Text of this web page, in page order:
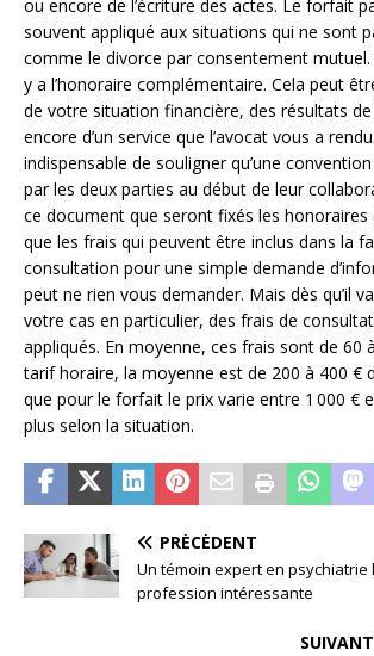
ou encore de l’écriture des actes. Le forfait
souvent appliqué aux situations qui ne sont
comme le divorce par consentement
y a l’honoraire complémentaire. Cela peut
de votre situation financière, des résultats
encore d’un service que l’avocat vous a
indispensable de souligner qu’une
par les deux parties au début de leur
ce document que seront fixés les honoraires
que les frais qui peuvent être inclus dans la
consultation pour une simple demande
peut ne rien vous demander. Mais dès qu’il
votre cas en particulier, des frais de
appliqués. En moyenne, ces frais sont de 60
tarif horaire, la moyenne est de 200 à 400 €
que pour le forfait le prix varie entre 1 000 €
plus selon la situation.
PRÉCÉDENT
Un témoin expert en psychiatrie
profession intéressante
SUIVANT